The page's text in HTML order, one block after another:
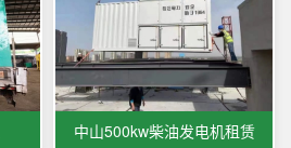
中山500kw柴油发电机租赁